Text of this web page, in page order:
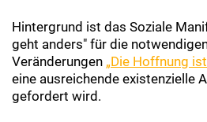
Hintergrund ist das Soziale
geht anders" für die
Veränderungen „Die Hoffnung ist
eine ausreichende existenzielle
gefordert wird.